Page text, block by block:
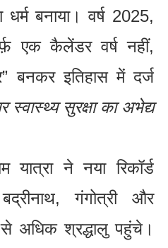
बनाया। वर्ष 2025,
एक कैलेंडर वर्ष नहीं,
बनकर इतिहास में दर्ज
स्वास्थ्य सुरक्षा का अभेद्य
यात्रा ने नया रिकॉर्ड
गंगोत्री और
अधिक श्रद्धालु पहुंचे।